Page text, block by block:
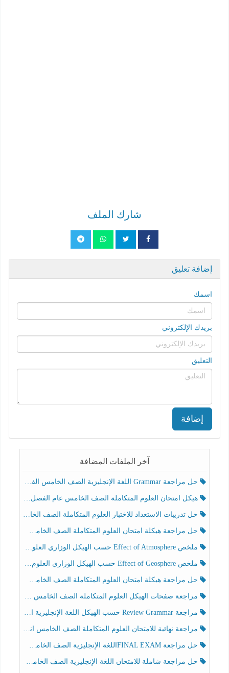
شارك الملف
إضافة تعليق
اسمك
بريدك الإلكتروني
التعليق
إضافة
آخر الملفات المضافة
حل مراجعة Grammar اللغة الإنجليزية الصف الخامس الفصل الثالث
هيكل امتحان العلوم المتكاملة الصف الخامس عام الفصل الدراسي الثالث 2025-2026
حل تدريبات الاستعداد للاختبار العلوم المتكاملة الصف الخامس عام الفصل الثالث
حل مراجعة هيكلة امتحان العلوم المتكاملة الصف الخامس انسبير الفصل الثالث
ملخص Effect of Atmosphere حسب الهيكل الوزاري العلوم المتكاملة الصف الخامس انسبير الفصل الثالث
ملخص Effect of Geosphere حسب الهيكل الوزاري العلوم المتكاملة الصف الخامس انسبير الفصل الثالث
حل مراجعة هيكلة امتحان العلوم المتكاملة الصف الخامس عام الفصل الثالث
مراجعة صفحات الهيكل العلوم المتكاملة الصف الخامس انسبير الفصل الثالث
مراجعة Review Grammar حسب الهيكل اللغة الإنجليزية الصف الخامس الفصل الثالث
مراجعة نهائية للامتحان العلوم المتكاملة الصف الخامس انسبير الفصل الثالث
حل مراجعة FINAL EXAMاللغة الإنجليزية الصف الخامس الفصل الثالث
حل مراجعة شاملة للامتحان اللغة الإنجليزية الصف الخامس الفصل الثالث